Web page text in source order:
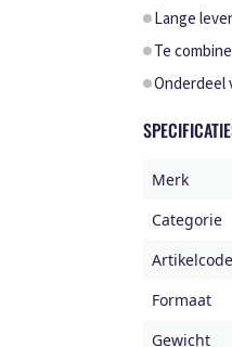
Lange
Te
Onderdeel
Merk
Categorie
Artikelcode
Formaat
Gewicht